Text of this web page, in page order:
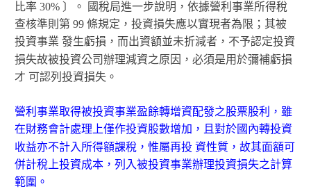
比率 30% 〕。 國稅局進一步說明，依據營利事業所得稅
查核準則第 99 條規定，投資損失應以實現者為限；其被
投資事業 發生虧損，而出資額並未折減者，不予認定投資
損失故被投資公司辦理減資之原因，必須是用於彌補虧損
才 可認列投資損失。
營利事業取得被投資事業盈餘轉增資配發之股票股利，雖
在財務會計處理上僅作投資股數增加，且對於國內轉投資
收益亦不計入所得額課稅，惟屬再投 資性質，故其面額可
併計稅上投資成本，列入被投資事業辦理投資損失之計算
範圍。